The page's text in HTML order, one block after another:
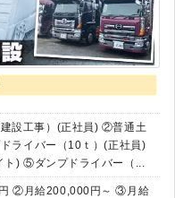
設工事）(正社員) ②普通土
ライバー（10ｔ）(正社員)
) ⑤ダンプドライバー（...
②月給200,000円～ ③月給